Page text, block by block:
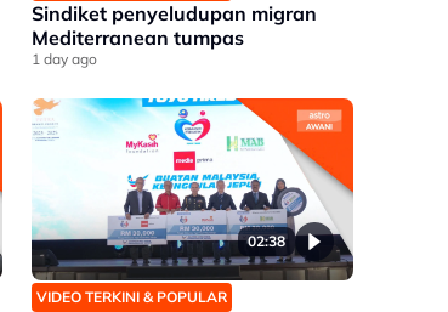
Sindiket penyeludupan migran
Mediterranean tumpas
1 day ago
02:38
VIDEO TERKINI & POPULAR